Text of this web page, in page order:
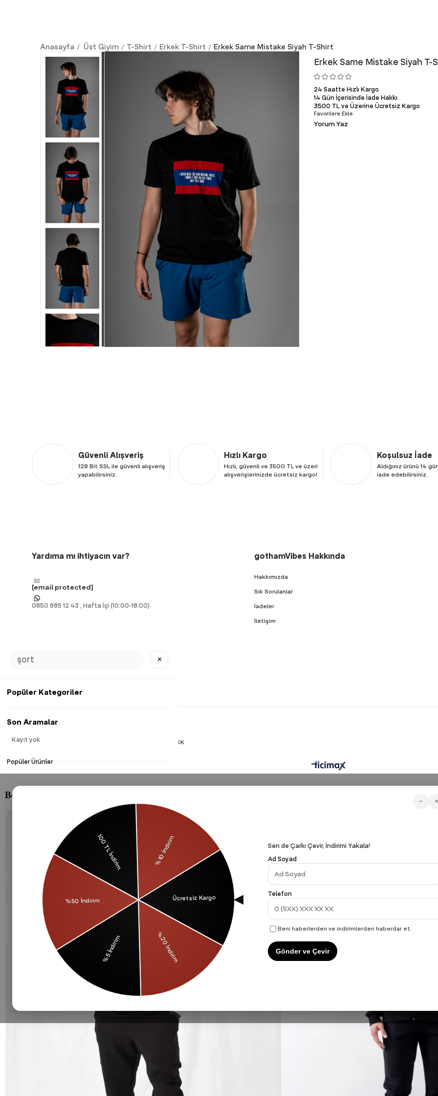
Anasayfa Üst Giyim T-Shirt Erkek T-Shirt Erkek Same Mistake Siyah T-Shirt
Erkek Same Mistake Siyah T-
24 Saatte Hızlı Kargo
14 Gün İçerisinde İade Hakkı
3500 TL ve Üzerine Ücretsiz Kargo
Favorilere Ekle
Yorum Yaz
Güvenli Alışveriş
128 Bit SSL ile güvenli alışveriş
yapabilirsiniz.
Hızlı Kargo
Hızlı, güvenli ve 3500 TL ve üzeri
alışverişlerinizde ücretsiz kargo!
Koşulsuz İade
Aldığınız ürünü 14
iade edebilirsiniz.
Yardıma mı ihtiyacın var?
[email protected]
0850 885 12 43 , Hafta İçi (10:00-18:00)
gothamVibes Hakkında
Hakkımızda
Sık Sorulanlar
İadeler
İletişim
Gizlilik Politikası KVKK
− ×
Sen de Çarkı Çevir, İndirimi Yakala!
Ad Soyad
Telefon
Beni haberlerden ve indirimlerden haberdar et.
Gönder ve Çevir
✕
Popüler Kategoriler
Son Aramalar
Kayıt yok
Popüler Ürünler